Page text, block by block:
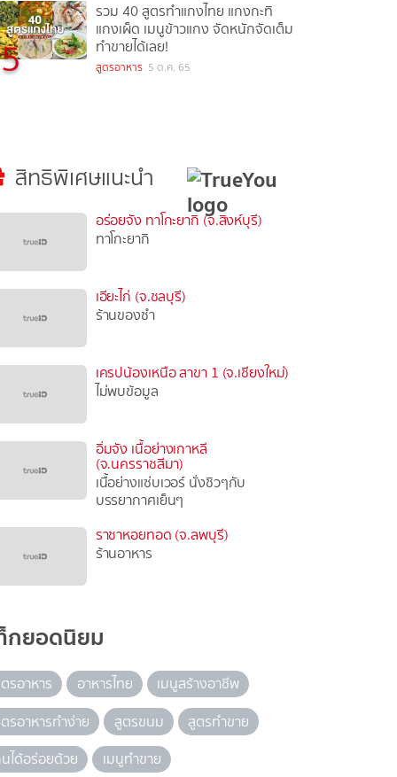
5
รวม 40 สูตรทำแกงไทย แกงกะทิ
แกงเผ็ด เมนูข้าวแกง จัดหนักจัดเต็ม
ทำขายได้เลย!
สูตรอาหาร 5 ต.ค. 65
สิทธิพิเศษแนะนำ
อร่อยจัง ทาโกะยากิ (จ.สิงห์บุรี)
ทาโกะยากิ
เอียะไก่ (จ.ชลบุรี)
ร้านของชำ
เครปน้องเหนือ สาขา 1 (จ.เชียงใหม่)
ไม่พบข้อมูล
อิ่มจัง เนื้อย่างเกาหลี
(จ.นครราชสีมา)
เนื้อย่างแซ่บเวอร์ นั่งชิวๆกับ
บรรยากาศเย็นๆ
ราชาหอยทอด (จ.ลพบุรี)
ร้านอาหาร
กยอดนิยม
รอาหาร อาหารไทย
เมนูสร้างอาชีพ
รอาหารทำง่าย
สูตรขนม
สูตรทำขาย
ได้อร่อยด้วย
เมนูทำขาย